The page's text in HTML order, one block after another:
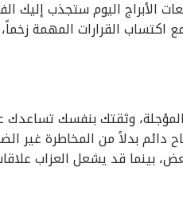
الأبراج اليوم ستجذب
اكتساب القرارات المهمة
المؤجلة، وثقتك بنفسك تساعدك
بدلاً من المخاطرة غير
بينما قد يشعل العزاب